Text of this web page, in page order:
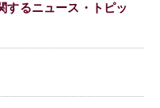
するニュース・トピッ